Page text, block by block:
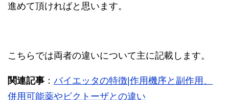
進めて頂ければと思います。
こちらでは両者の違いについて主に記載します。
関連記事 ： バイエッタの特徴|作用機序と副作用、
併用可能薬やビクトーザとの違い